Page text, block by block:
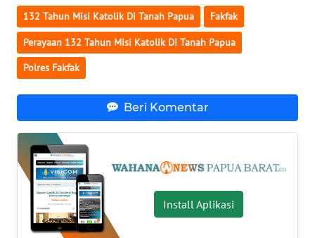
132 Tahun Misi Katolik Di Tanah Papua Fakfak
Perayaan 132 Tahun Misi Katolik Di Tanah Papua
Polres Fakfak
Beri Komentar
Install Aplikasi
WN
BANTEN
WN
WN
WN
PAPUA
WN